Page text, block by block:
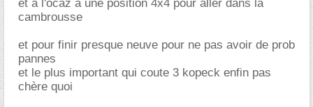
et à l'ocaz a une position 4x4 pour aller dans la
cambrousse
et pour finir presque neuve pour ne pas avoir de prob
pannes
et le plus important qui coute 3 kopeck enfin pas
chère quoi